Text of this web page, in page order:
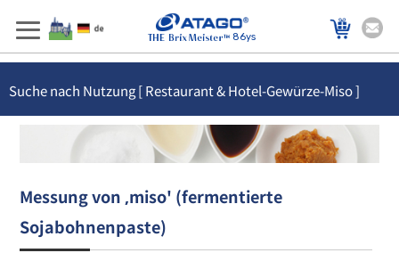
86ys
Suche nach Nutzung [ Restaurant & Hotel-Gewürze-Miso ]
Messung von ‚miso' (fermentierte
Sojabohnenpaste)